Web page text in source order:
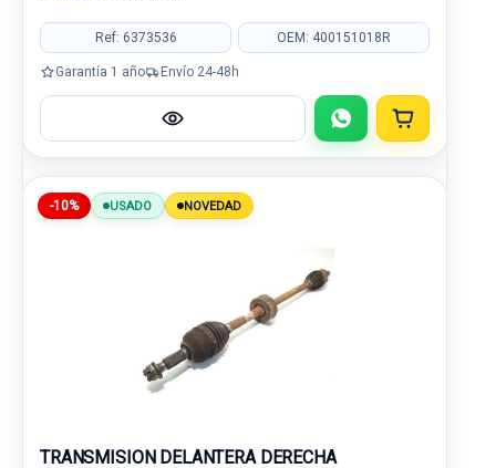
Ref: 6373536 OEM: 400151018R
Garantía 1 año Envío 24-48h
-10% USADO NOVEDAD
TRANSMISION DELANTERA DERECHA